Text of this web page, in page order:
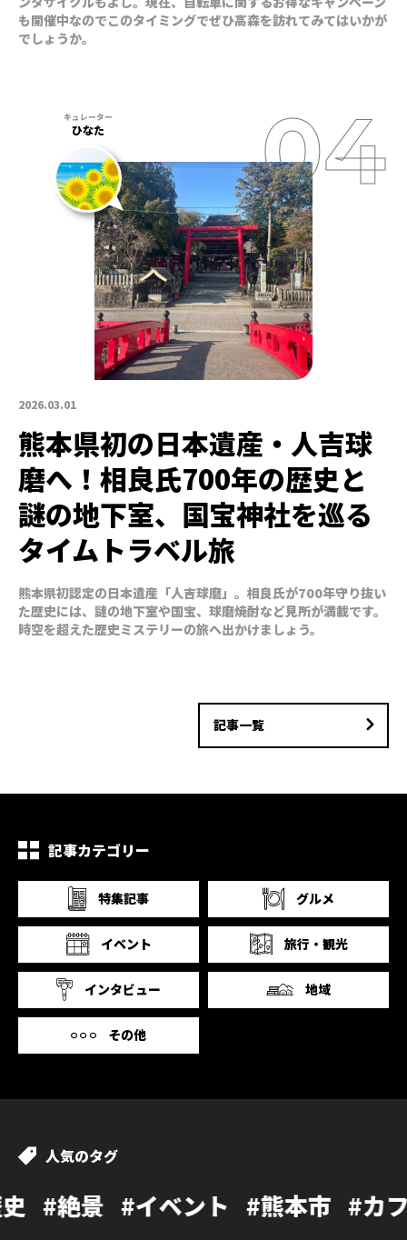
も開催中なのでこのタイミングでぜひ高森を訪れてみてはいかが
でしょうか。
2026.03.01
ひなた
熊本県初の日本遺産・人吉球
磨へ！相良氏700年の歴史と
謎の地下室、国宝神社を巡る
タイムトラベル旅
熊本県初認定の日本遺産「人吉球磨」。相良氏が700年守り抜い
た歴史には、謎の地下室や国宝、球磨焼酎など見所が満載です。
時空を超えた歴史ミステリーの旅へ出かけましょう。
記事一覧
記事カテゴリー
特集記事 グルメ
イベント 旅行・観光
インタビュー 地域
その他
人気のタグ
ベント #熊本市 #カフェ #温泉